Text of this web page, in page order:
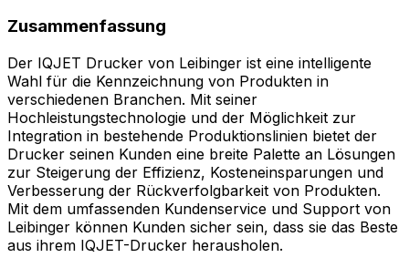
Zusammenfassung
Der IQJET Drucker von Leibinger ist eine intelligente
Wahl für die Kennzeichnung von Produkten in
verschiedenen Branchen. Mit seiner
Hochleistungstechnologie und der Möglichkeit zur
Integration in bestehende Produktionslinien bietet der
Drucker seinen Kunden eine breite Palette an Lösungen
zur Steigerung der Effizienz, Kosteneinsparungen und
Verbesserung der Rückverfolgbarkeit von Produkten.
Mit dem umfassenden Kundenservice und Support von
Leibinger können Kunden sicher sein, dass sie das Beste
aus ihrem IQJET-Drucker herausholen.